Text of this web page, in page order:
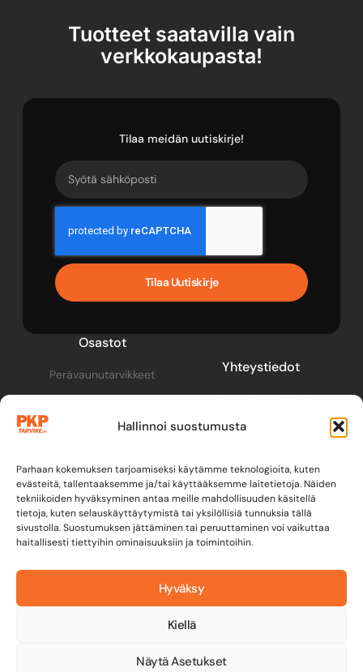
Hallinnoi suostumusta
Parhaan kokemuksen tarjoamiseksi käytämme teknologioita, kuten
evästeitä, tallentaaksemme ja/tai käyttääksemme laitetietoja. Näiden
tekniikoiden hyväksyminen antaa meille mahdollisuuden käsitellä
tietoja, kuten selauskäyttäytymistä tai yksilöllisiä tunnuksia tällä
sivustolla. Suostumuksen jättäminen tai peruuttaminen voi vaikuttaa
haitallisesti tiettyihin ominaisuuksiin ja toimintoihin.
Hyväksy
Kiellä
Näytä Asetukset
Tuotteet saatavilla vain
verkkokaupasta!
Tilaa meidän uutiskirje!
Tilaa Uutiskirje
Osastot
Perävaunutarvikkeet
Pesuaineet
Yhteystiedot
pkp@pkptarvike.fi
040 093 2400